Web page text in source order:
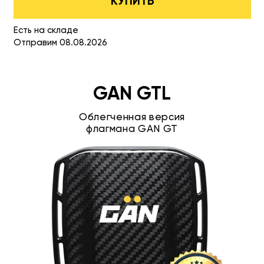
Есть на складе
Отправим 08.08.2026
GAN GTL
Облегченная версия
флагмана GAN GT